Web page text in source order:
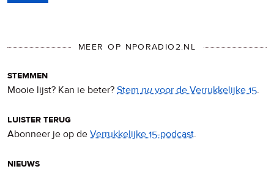
MEER OP NPORADIO2.NL
stemmen
Mooie lijst? Kan ie beter? Stem nu voor de Verrukkelijke 15.
luister terug
Abonneer je op de Verrukkelijke 15-podcast.
nieuws